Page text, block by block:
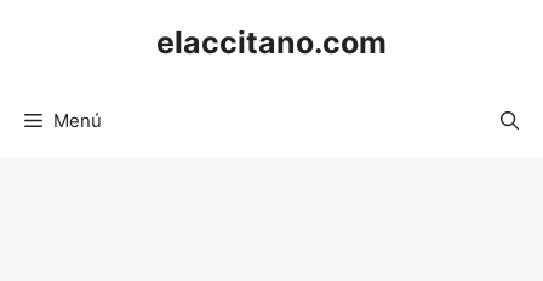
elaccitano.com
Menú